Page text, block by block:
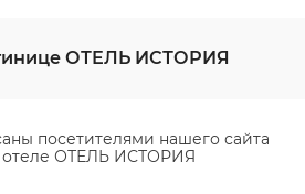
ОТЕЛЬ ИСТОРИЯ
посетителями нашего сайта
отеле ОТЕЛЬ ИСТОРИЯ